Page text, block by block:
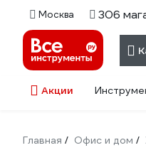
Москва 306
Акции
Главная / Офис и дом /